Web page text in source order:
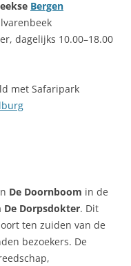
Bergen
dagelijks 10.00–18.00
met Safaripark
De Doornboom in de
De Dorpsdokter. Dit
ten zuiden van de
bezoekers. De